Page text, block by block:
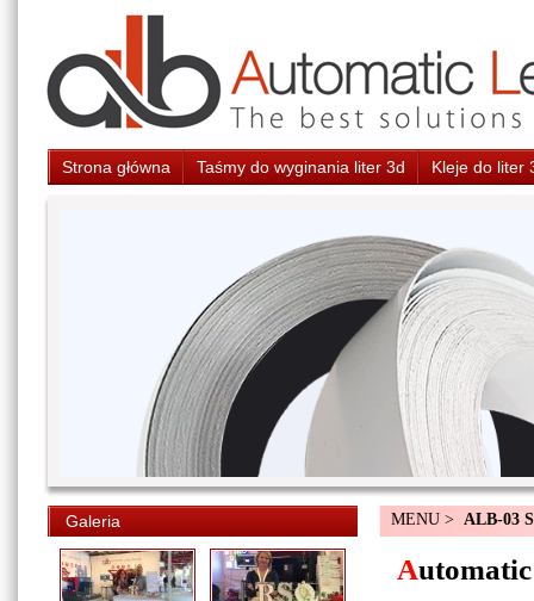
Strona główna Taśmy do wyginania liter 3d Kleje do liter
Galeria MENU > ALB-03
A